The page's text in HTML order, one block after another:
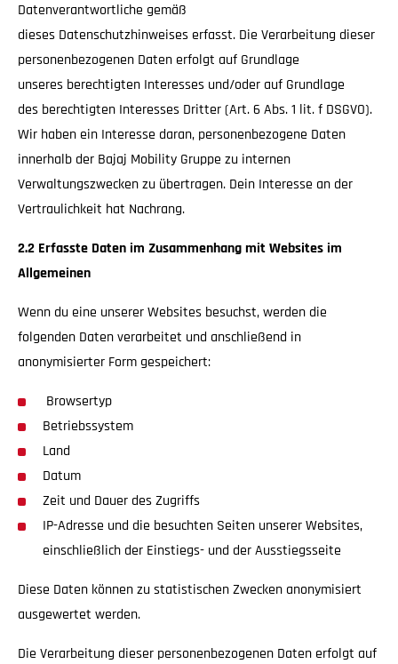
Datenverantwortliche gemäß
dieses Datenschutzhinweises erfasst. Die Verarbeitung dieser
personenbezogenen Daten erfolgt auf Grundlage
unseres berechtigten Interesses und/oder auf Grundlage
des berechtigten Interesses Dritter (Art. 6 Abs. 1 lit. f DSGVO).
Wir haben ein Interesse daran, personenbezogene Daten
innerhalb der Bajaj Mobility Gruppe zu internen
Verwaltungszwecken zu übertragen. Dein Interesse an der
Vertraulichkeit hat Nachrang.
2.2 Erfasste Daten im Zusammenhang mit Websites im
Allgemeinen
Wenn du eine unserer Websites besuchst, werden die
folgenden Daten verarbeitet und anschließend in
anonymisierter Form gespeichert:
Browsertyp
Betriebssystem
Land
Datum
Zeit und Dauer des Zugriffs
IP-Adresse und die besuchten Seiten unserer Websites,
einschließlich der Einstiegs- und der Ausstiegsseite
Diese Daten können zu statistischen Zwecken anonymisiert
ausgewertet werden.
Die Verarbeitung dieser personenbezogenen Daten erfolgt auf